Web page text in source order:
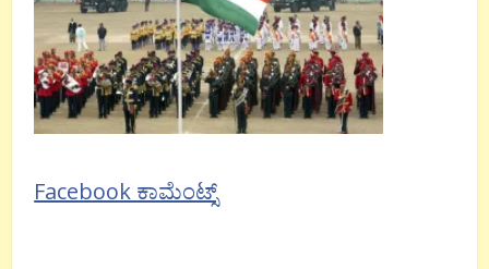
Facebook ಕಾಮೆಂಟ್ಸ್